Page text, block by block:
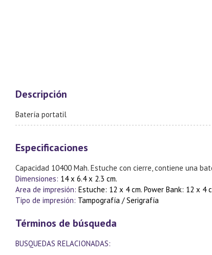
Descripción
Batería portatil
Especificaciones
Capacidad 10400 Mah. Estuche con cierre, contiene una
Dimensiones: 14 x 6.4 x 2.3 cm.
Area de impresión: Estuche: 12 x 4 cm. Power Bank: 12 x 4
Tipo de impresión: Tampografía / Serigrafía
Términos de búsqueda
BUSQUEDAS RELACIONADAS: